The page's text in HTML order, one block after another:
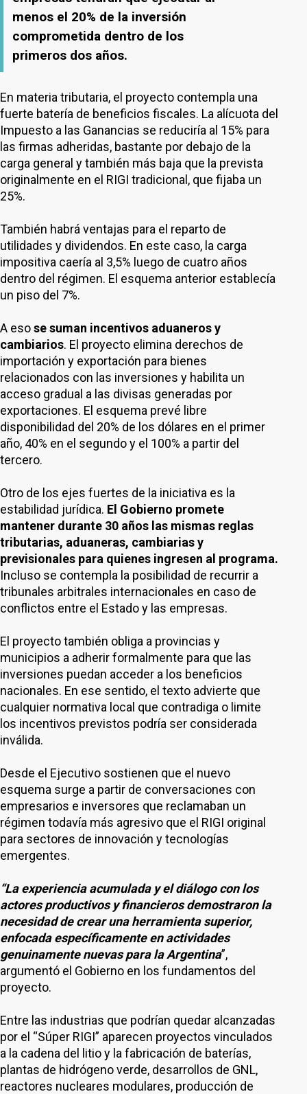
menos el 20% de la inversión
comprometida dentro de los
primeros dos años.
En materia tributaria, el proyecto contempla una
fuerte batería de beneficios fiscales. La alícuota del
Impuesto a las Ganancias se reduciría al 15% para
las firmas adheridas, bastante por debajo de la
carga general y también más baja que la prevista
originalmente en el RIGI tradicional, que fijaba un
25%.
También habrá ventajas para el reparto de
utilidades y dividendos. En este caso, la carga
impositiva caería al 3,5% luego de cuatro años
dentro del régimen. El esquema anterior establecía
un piso del 7%.
A esose suman incentivos aduaneros y
cambiarios. El proyecto elimina derechos de
importación y exportación para bienes
relacionados con las inversiones y habilita un
acceso gradual a las divisas generadas por
exportaciones. El esquema prevé libre
disponibilidad del 20% de los dólares en el primer
año, 40% en el segundo y el 100% a partir del
tercero.
Otro de los ejes fuertes de la iniciativa es la
estabilidad jurídica. El Gobierno promete
mantener durante 30 años las mismas reglas
tributarias, aduaneras, cambiarias y
previsionales para quienes ingresen al programa.
Incluso se contempla la posibilidad de recurrir a
tribunales arbitrales internacionales en caso de
conflictos entre el Estado y las empresas.
El proyecto también obliga a provincias y
municipios a adherir formalmente para que las
inversiones puedan acceder a los beneficios
nacionales. En ese sentido, el texto advierte que
cualquier normativa local que contradiga o limite
los incentivos previstos podría ser considerada
inválida.
Desde el Ejecutivo sostienen que el nuevo
esquema surge a partir de conversaciones con
empresarios e inversores que reclamaban un
régimen todavía más agresivo que el RIGI original
para sectores de innovación y tecnologías
emergentes.
“La experiencia acumulada y el diálogo con los
actores productivos y financieros demostraron la
necesidad de crear una herramienta superior,
enfocada específicamente en actividades
genuinamente nuevas para la Argentina”,
argumentó el Gobierno en los fundamentos del
proyecto.
Entre las industrias que podrían quedar alcanzadas
por el “Súper RIGI” aparecen proyectos vinculados
a la cadena del litio y la fabricación de baterías,
plantas de hidrógeno verde, desarrollos de GNL,
reactores nucleares modulares, producción de